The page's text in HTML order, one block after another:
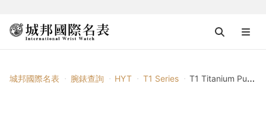
城邦國際名表 腕錶查詢 HYT T1 Series T1 Titanium Purple Millésime Edition